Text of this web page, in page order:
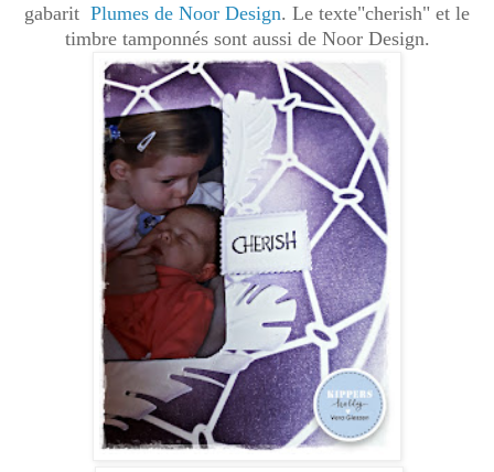
gabarit Plumes de Noor Design. Le texte"cherish" et le
timbre tamponnés sont aussi de Noor Design.